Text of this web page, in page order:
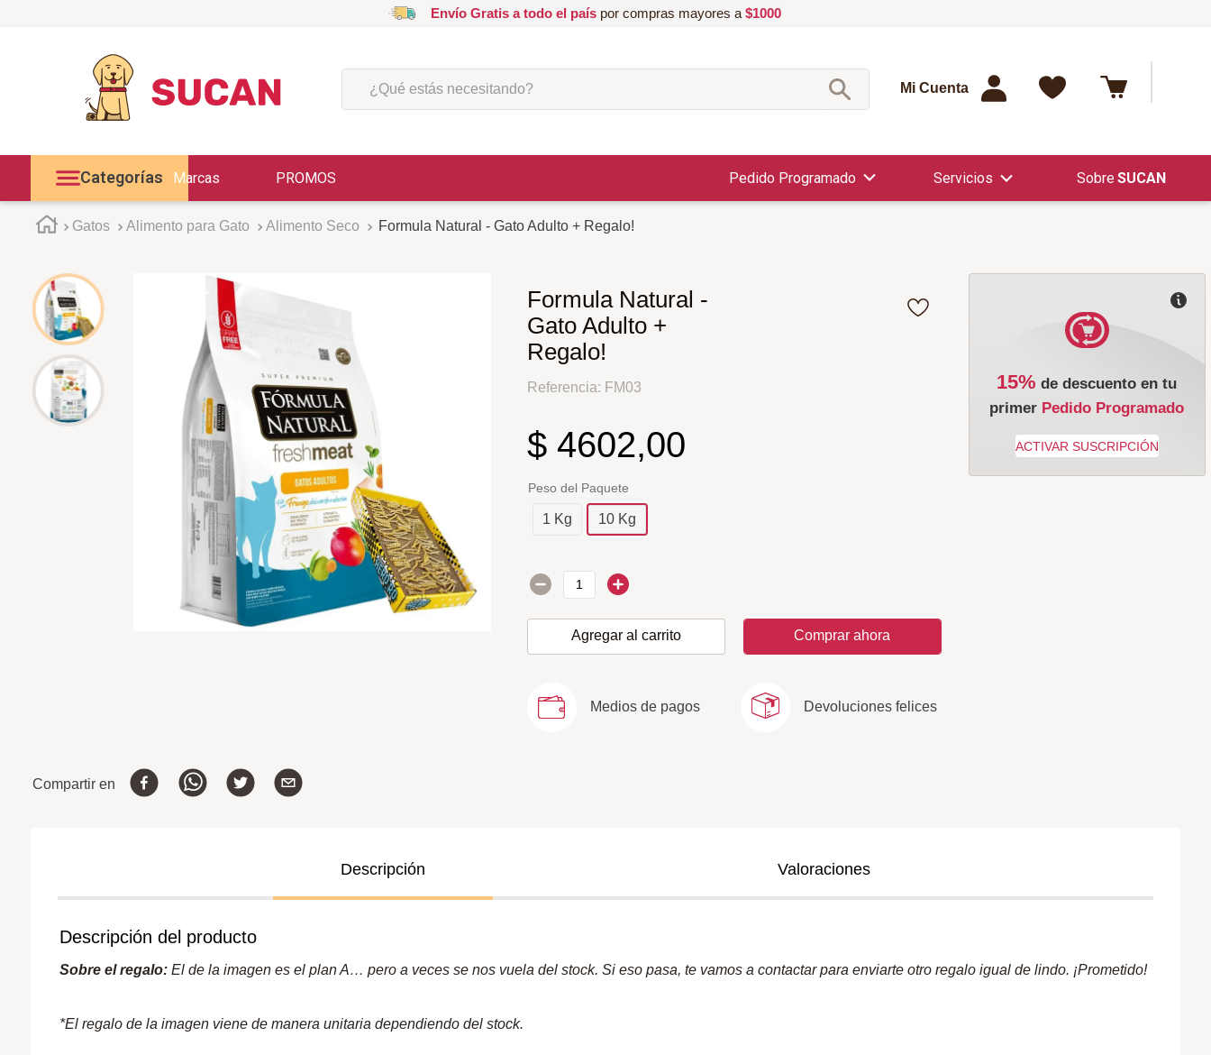
Envío Gratis a todo el paíspor compras mayores a $1000
¿Qué estás necesitando?
Mi Cuenta
Categorías Marcas PROMOS Pedido Programado Servicios SUCAN
Gatos Alimento para Gato Alimento Seco Formula Natural - Gato Adulto + Regalo!
Formula Natural -
Gato Adulto +
Regalo!
Referencia: FM03
$ 4602,00
Peso del Paquete
1 Kg 10 Kg
Agregar al carrito Comprar ahora
15% de descuento en tu
primer Pedido Programado
Medios de pagos Devoluciones felices
Compartir en
Descripción Valoraciones
Descripción del producto
Sobre el regalo: El de la imagen es el plan A… pero a veces se nos vuela del stock. Si eso pasa, te vamos a contactar para enviarte otro regalo igual de lindo. ¡Prometido!
*El regalo de la imagen viene de manera unitaria dependiendo del stock.